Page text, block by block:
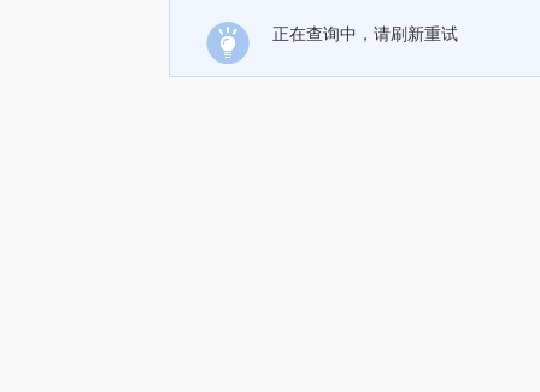
正在查询中，请刷新重试